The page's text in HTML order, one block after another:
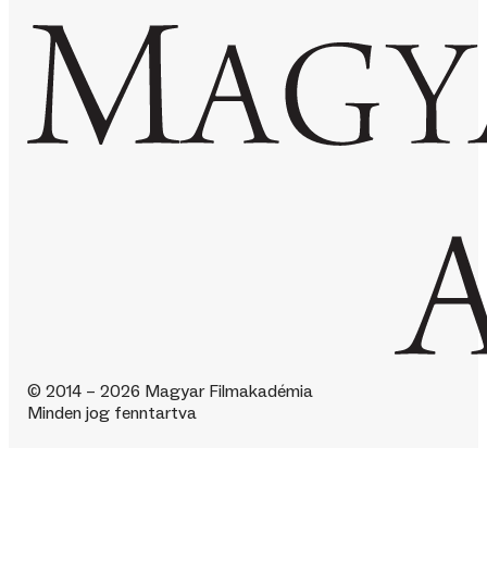
© 2014 – 2026 Magyar Filmakadémia
Minden jog fenntartva